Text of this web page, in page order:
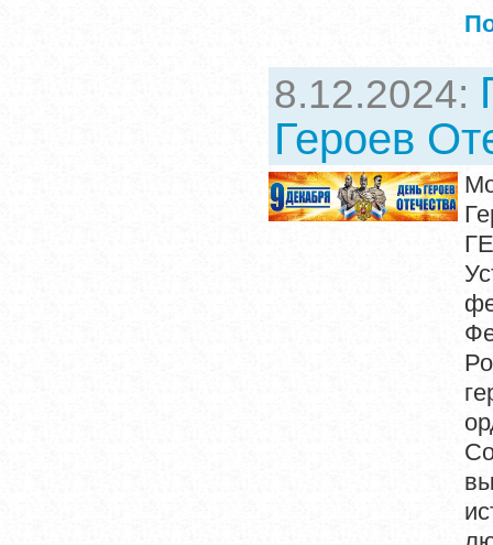
8.12.2024:
Героев